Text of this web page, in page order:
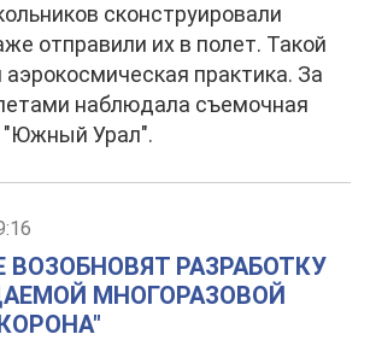
сконструировали
отправили их в полет. Такой
практика. За
наблюдала съемочная
"Южный Урал".
ВОЗОБНОВЯТ РАЗРАБОТКУ
МНОГОРАЗОВОЙ